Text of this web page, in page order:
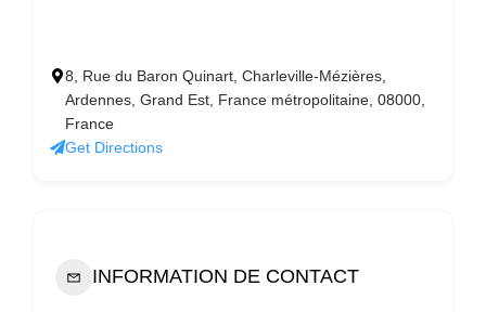
8, Rue du Baron Quinart, Charleville-Mézières,
Ardennes, Grand Est, France métropolitaine, 08000,
France
Get Directions
INFORMATION DE CONTACT